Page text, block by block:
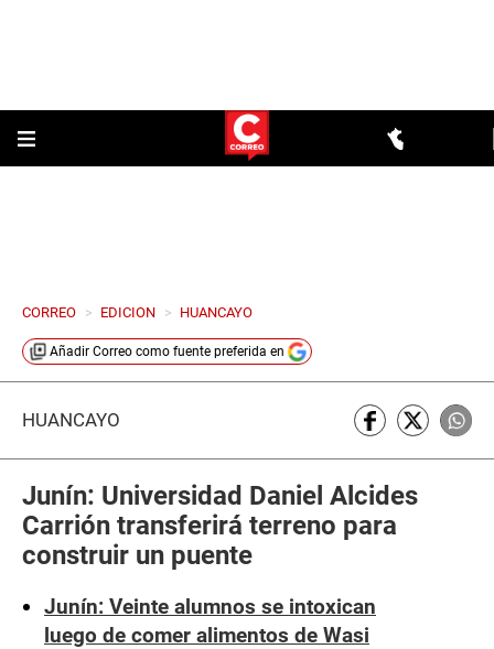
CORREO > EDICION > HUANCAYO
Añadir Correo como fuente preferida en
HUANCAYO
Junín: Universidad Daniel Alcides
Carrión transferirá terreno para
construir un puente
Junín: Veinte alumnos se intoxican
luego de comer alimentos de Wasi